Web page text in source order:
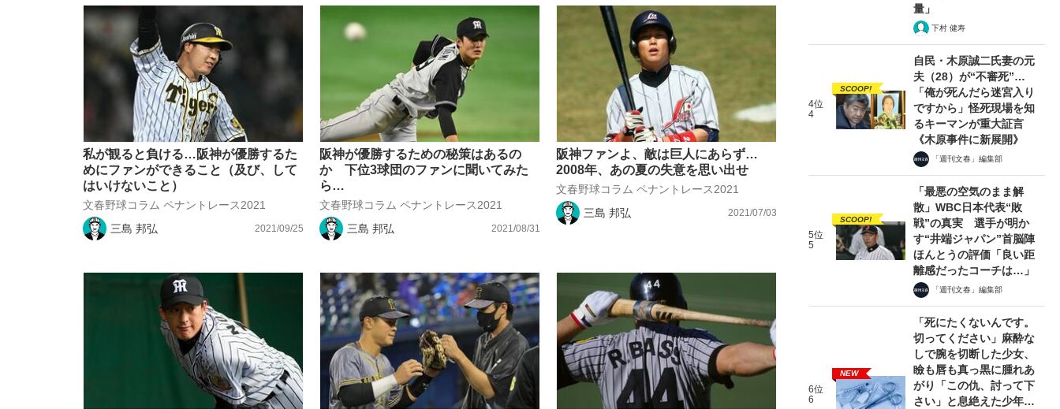
「目標達成できなかったからと言って…」サッカー日本代表・森保一監督...
もっと見る
the Style
私が観ると負ける…阪神が優勝するた
めにファンができること（及び、して
はいけないこと）
文春野球コラム ペナントレース2021
三島 邦弘
2021/09/25
阪神が優勝するための秘策はあるの
か 下位3球団のファンに聞いてみた
ら…
文春野球コラム ペナントレース2021
三島 邦弘
2021/08/31
阪神ファンよ、敵は巨人にあらず…
2008年、あの夏の失意を思い出せ
文春野球コラム ペナントレース2021
三島 邦弘
2021/07/03
量」
下村 健寿
4位
4
SCOOP!
自民・木原誠二氏妻の元
夫（28）が“不審死”…
「俺が死んだら迷宮入り
ですから」怪死現場を知
るキーマンが重大証言
《木原事件に新展開》
「週刊文春」編集部
5位
5
SCOOP!
「最悪の空気のまま解
散」WBC日本代表“敗
戦”の真実 選手が明か
す“井端ジャパン”首脳陣
ほんとうの評価「良い距
離感だったコーチは…」
「週刊文春」編集部
6位
6
NEW
「死にたくないんです。
切ってください」麻酔な
しで腕を切断した少女、
瞼も唇も真っ黒に腫れあ
がり「この仇、討って下
さい」と息絶えた少年…